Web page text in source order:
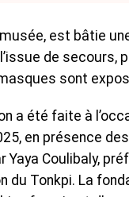
musée, est bâtie
de secours,
sont
a été faite à
en présence
Yaya Coulibaly,
du Tonkpi. La